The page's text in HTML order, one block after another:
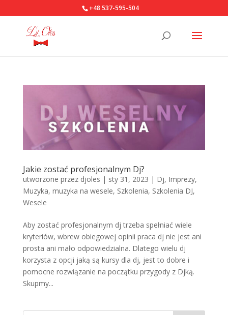
+48 537-595-504
Jakie zostać profesjonalnym Dj?
utworzone przez djoles | sty 31, 2023 | Dj, Imprezy,
Muzyka, muzyka na wesele, Szkolenia, Szkolenia DJ,
Wesele
Aby zostać profesjonalnym dj trzeba spełniać wiele
kryteriów, wbrew obiegowej opinii praca dj nie jest ani
prosta ani mało odpowiedzialna. Dlatego wielu dj
korzysta z opcji jaką są kursy dla dj, jest to dobre i
pomocne rozwiązanie na początku przygody z Djką.
Skupmy...